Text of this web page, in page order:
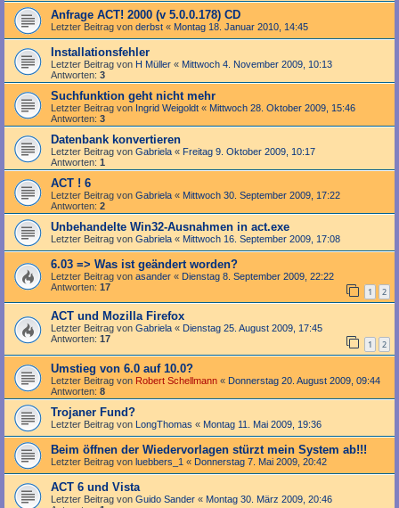
Anfrage ACT! 2000 (v 5.0.0.178) CD
Letzter Beitrag von derbst « Montag 18. Januar 2010, 14:45
Installationsfehler
Letzter Beitrag von H Müller « Mittwoch 4. November 2009, 10:13
Antworten: 3
Suchfunktion geht nicht mehr
Letzter Beitrag von Ingrid Weigoldt « Mittwoch 28. Oktober 2009, 15:46
Antworten: 3
Datenbank konvertieren
Letzter Beitrag von Gabriela « Freitag 9. Oktober 2009, 10:17
Antworten: 1
ACT ! 6
Letzter Beitrag von Gabriela « Mittwoch 30. September 2009, 17:22
Antworten: 2
Unbehandelte Win32-Ausnahmen in act.exe
Letzter Beitrag von Gabriela « Mittwoch 16. September 2009, 17:08
6.03 => Was ist geändert worden?
Letzter Beitrag von asander « Dienstag 8. September 2009, 22:22
Antworten: 17 1 2
ACT und Mozilla Firefox
Letzter Beitrag von Gabriela « Dienstag 25. August 2009, 17:45
Antworten: 17 1 2
Umstieg von 6.0 auf 10.0?
Letzter Beitrag von Robert Schellmann « Donnerstag 20. August 2009, 09:44
Antworten: 8
Trojaner Fund?
Letzter Beitrag von LongThomas « Montag 11. Mai 2009, 19:36
Beim öffnen der Wiedervorlagen stürzt mein System ab!!!
Letzter Beitrag von luebbers_1 « Donnerstag 7. Mai 2009, 20:42
ACT 6 und Vista
Letzter Beitrag von Guido Sander « Montag 30. März 2009, 20:46